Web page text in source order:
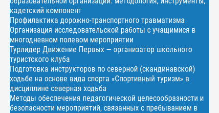
кадетский компонент
Профилактика дорожно-транспортного травматизма
Организация исследовательской работы с учащимися в
многодневном полевом мероприятии
Турлидер Движение Первых — организатор школьного
туристского клуба
Подготовка инструкторов по северной (скандинавской)
ходьбе на основе вида спорта «Спортивный туризм» в
дисциплине северная ходьба
Методы обеспечения педагогической целесообразности и
безопасности мероприятий, связанных с пребыванием в